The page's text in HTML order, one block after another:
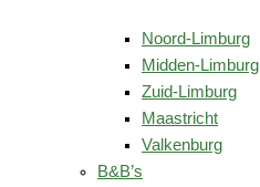
Noord-Limburg
Midden-Limburg
Zuid-Limburg
Maastricht
Valkenburg
B&B’s